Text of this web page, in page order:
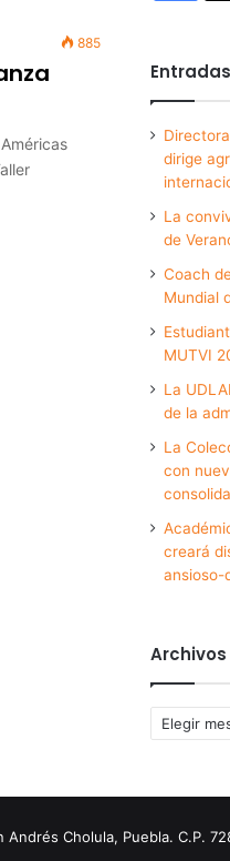
885
dirige
La
de
Coach
Mundial
MUTVI
La
de la
La
con
creará
ansioso-
Archivos
Archivos
Cholula, Puebla. C.P.